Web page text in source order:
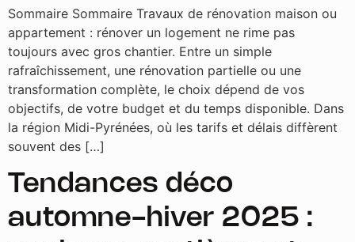
Sommaire Sommaire Travaux de rénovation maison ou
appartement : rénover un logement ne rime pas
toujours avec gros chantier. Entre un simple
rafraîchissement, une rénovation partielle ou une
transformation complète, le choix dépend de vos
objectifs, de votre budget et du temps disponible. Dans
la région Midi-Pyrénées, où les tarifs et délais diffèrent
souvent des […]
Tendances déco
automne-hiver 2025 :